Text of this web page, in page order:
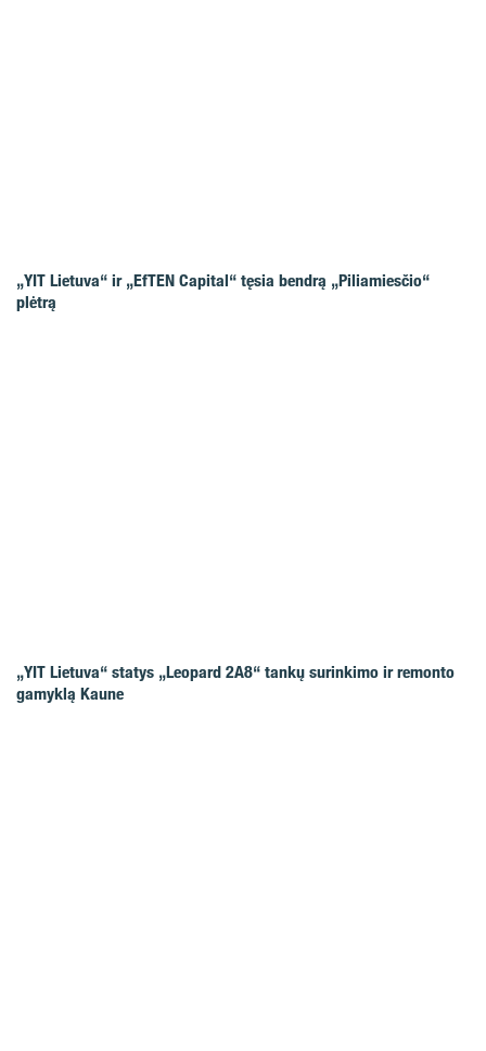
„YIT Lietuva“ ir „EfTEN Capital“ tęsia bendrą „Piliamiesčio“
plėtrą
„YIT Lietuva“ statys „Leopard 2A8“ tankų surinkimo ir remonto
gamyklą Kaune